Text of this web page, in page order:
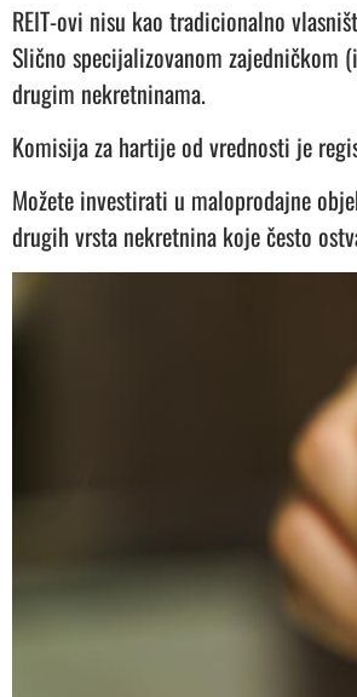
REIT-ovi nisu kao tradicionalno
Slično specijalizovanom zajedničkom
drugim nekretninama.
Komisija za hartije od vrednosti je
Možete investirati u maloprodajne
drugih vrsta nekretnina koje često